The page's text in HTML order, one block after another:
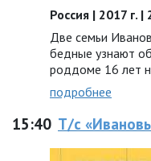
Россия | 2017 г.
Две семьи
бедные узнают
роддоме 16 лет
подробнее
15:40 Т/с